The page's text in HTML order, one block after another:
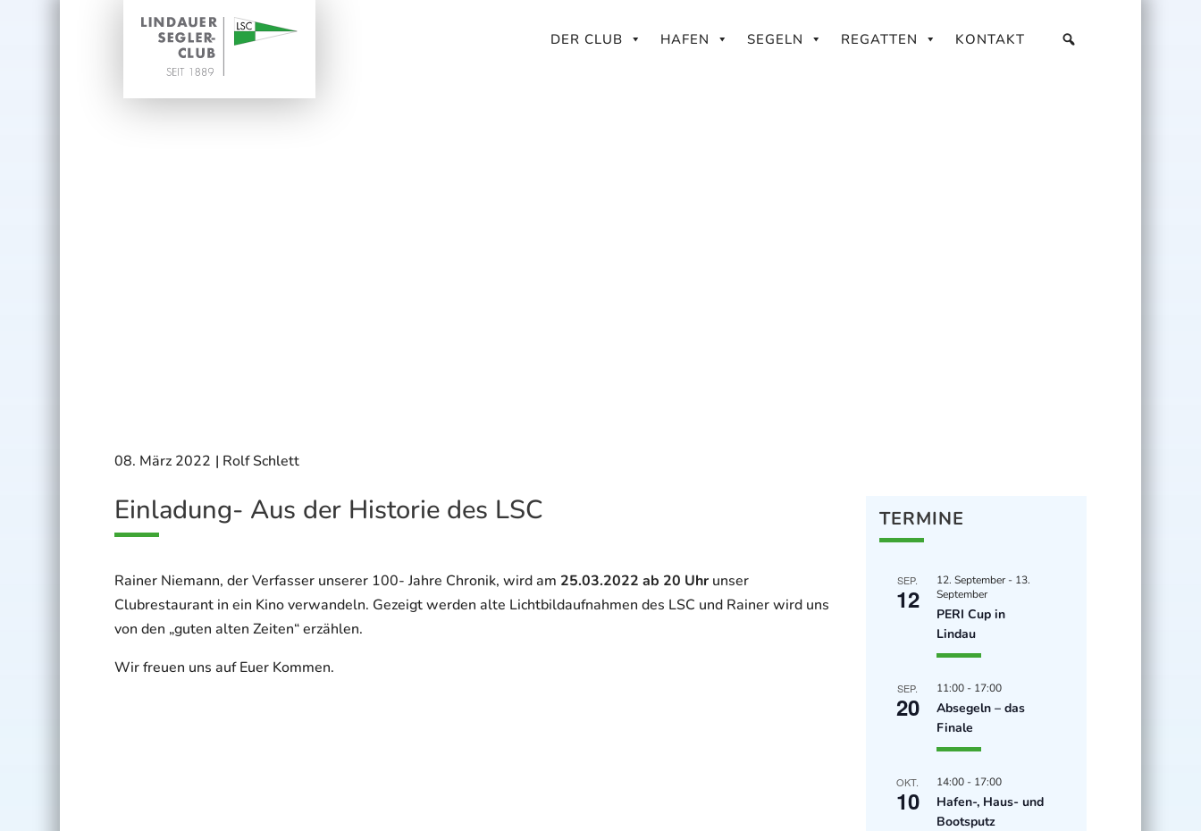
DER CLUB HAFEN SEGELN REGATTEN KONTAKT
08. März 2022 | Rolf Schlett
Einladung- Aus der Historie des LSC
Rainer Niemann, der Verfasser unserer 100- Jahre Chronik, wird am 25.03.2022 ab 20 Uhrunser
Clubrestaurant in ein Kino verwandeln. Gezeigt werden alte Lichtbildaufnahmen des LSC und Rainer wird uns
von den „guten alten Zeiten“ erzählen.
Wir freuen uns auf Euer Kommen.
TERMINE
SEP.
12
12. September- 13.
September
PERI Cup in
Lindau
SEP.
20
11:00- 17:00
Absegeln – das
Finale
OKT.
10
14:00- 17:00
Hafen-, Haus- und
Bootsputz